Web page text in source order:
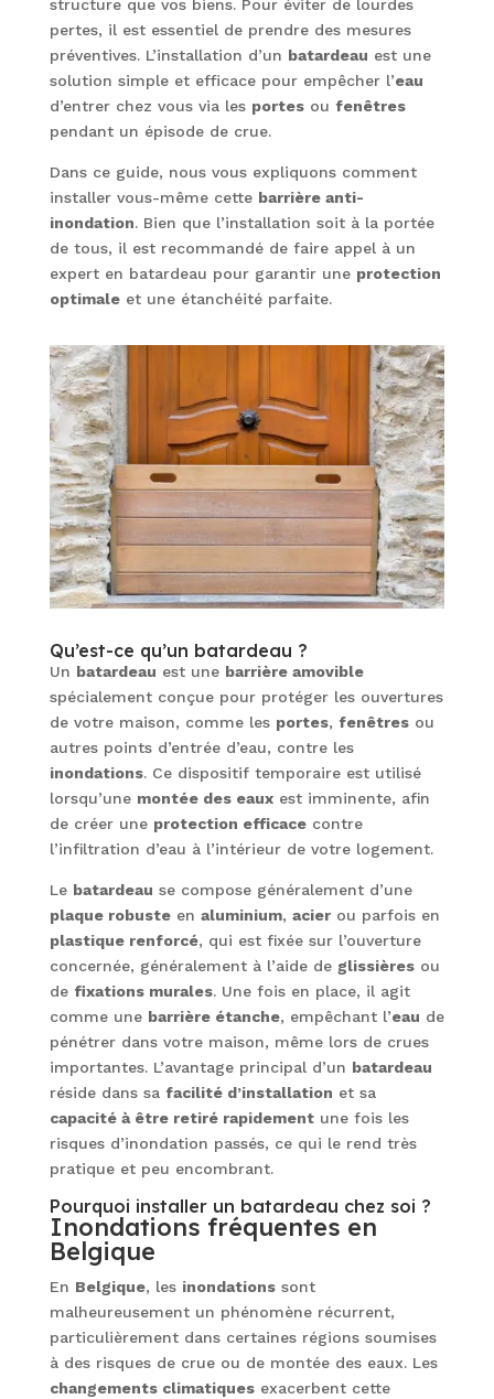
structure que vos biens. Pour éviter de lourdes
pertes, il est essentiel de prendre des mesures
préventives. L’installation d’un batardeau est une
solution simple et efficace pour empêcher l’eau
d’entrer chez vous via les portesou fenêtres
pendant un épisode de crue.
Dans ce guide, nous vous expliquons comment
installer vous-même cette barrière anti-
inondation. Bien que l’installation soit à la portée
de tous, il est recommandé de faire appel à un
expert en batardeau pour garantir une protection
optimaleet une étanchéité parfaite.
Qu’est-ce qu’un batardeau ?
Un batardeau est une barrière amovible
spécialement conçue pour protéger les ouvertures
de votre maison, comme les portes, fenêtresou
autres points d’entrée d’eau, contre les
inondations. Ce dispositif temporaire est utilisé
lorsqu’une montée des eauxest imminente, afin
de créer une protection efficacecontre
l’infiltration d’eau à l’intérieur de votre logement.
Le batardeau se compose généralement d’une
plaque robusteen aluminium, acierou parfois en
plastique renforcé, qui est fixée sur l’ouverture
concernée, généralement à l’aide de glissièresou
de fixations murales. Une fois en place, il agit
comme une barrière étanche, empêchant l’eau de
pénétrer dans votre maison, même lors de crues
importantes. L’avantage principal d’un batardeau
réside dans sa facilité d’installation et sa
capacité à être retiré rapidementune fois les
risques d’inondation passés, ce qui le rend très
pratique et peu encombrant.
Pourquoi installer un batardeau chez soi ?
Inondations fréquentes en
Belgique
En Belgique, les inondationssont
malheureusement un phénomène récurrent,
particulièrement dans certaines régions soumises
à des risques de crue ou de montée des eaux. Les
changements climatiquesexacerbent cette